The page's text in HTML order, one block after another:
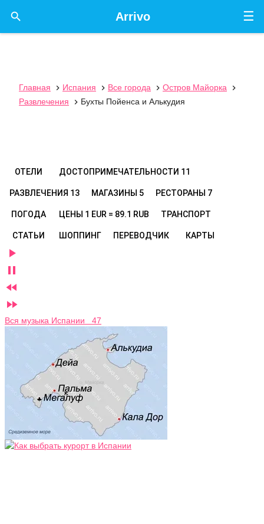
☰
Arrivo

Главная  Испания  Все города  Остров Майорка

Развлечения
 Бухты Пойенса и Алькудия
ОТЕЛИ ДОСТОПРИМЕЧАТЕЛЬНОСТИ 11
РАЗВЛЕЧЕНИЯ 13 МАГАЗИНЫ 5 РЕСТОРАНЫ 7
ПОГОДА ЦЕНЫ 1 EUR = 89.1 RUB ТРАНСПОРТ
СТАТЬИ ШОППИНГ ПЕРЕВОДЧИК КАРТЫ




Вся музыка Испании 47